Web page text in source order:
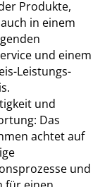
Produkte,
in einem
und einem
Leistungs-
und
Das
achtet auf
und